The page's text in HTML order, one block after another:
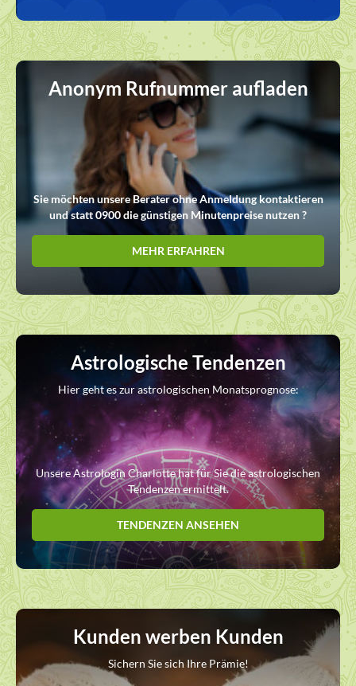
Anonym Rufnummer aufladen
Sie möchten unsere Berater ohne Anmeldung kontaktieren
und statt 0900 die günstigen Minutenpreise nutzen ?
MEHR ERFAHREN
Astrologische Tendenzen
Hier geht es zur astrologischen Monatsprognose:
Unsere Astrologin Charlotte hat für Sie die astrologischen
Tendenzen ermittelt.
TENDENZEN ANSEHEN
Kunden werben Kunden
Sichern Sie sich Ihre Prämie!